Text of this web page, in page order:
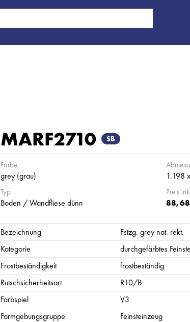
MARF2710 SB
Farbe
grey (grau) 1.198
Typ
Boden / Wandfliese dünn
Preis
Bezeichnung
Fstzg. grey nat. rekt.
Kategorie
durchgefärbtes
Frostbeständigkeit
frostbeständig
Rutschsicherheitsart
R10/B
Farbspiel
V3
Formgebungsgruppe
Feinsteinzeug